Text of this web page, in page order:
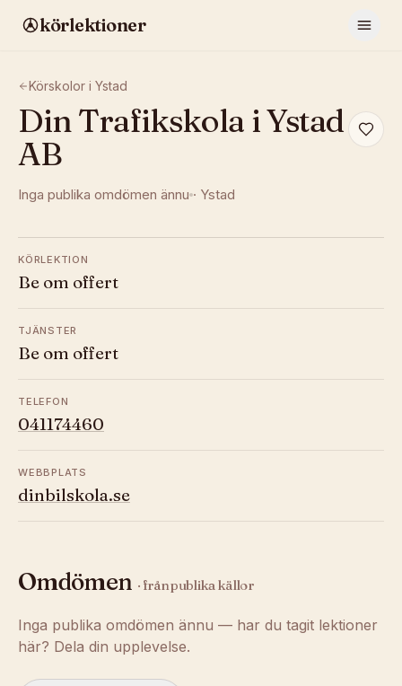
körlektioner
Körskolor i Ystad
Din Trafikskola i Ystad
AB
Inga publika omdömen ännu · Ystad
KÖRLEKTION
Be om offert
TJÄNSTER
Be om offert
TELEFON
041174460
WEBBPLATS
dinbilskola.se
Omdömen · från publika källor
Inga publika omdömen ännu — har du tagit lektioner
här? Dela din upplevelse.